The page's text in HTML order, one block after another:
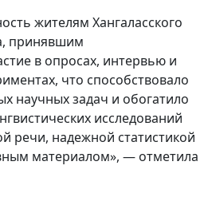
жителям Хангаласского
принявшим
в опросах, интервью и
что способствовало
научных задач и обогатило
исследований
речи, надежной статистикой
материалом», — отметила